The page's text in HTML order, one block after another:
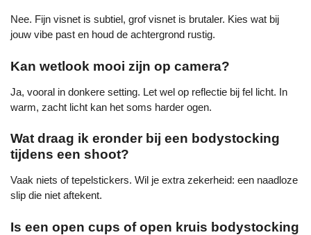
Nee. Fijn visnet is subtiel, grof visnet is brutaler. Kies wat bij
jouw vibe past en houd de achtergrond rustig.
Kan wetlook mooi zijn op camera?
Ja, vooral in donkere setting. Let wel op reflectie bij fel licht. In
warm, zacht licht kan het soms harder ogen.
Wat draag ik eronder bij een bodystocking
tijdens een shoot?
Vaak niets of tepelstickers. Wil je extra zekerheid: een naadloze
slip die niet aftekent.
Is een open cups of open kruis bodystocking